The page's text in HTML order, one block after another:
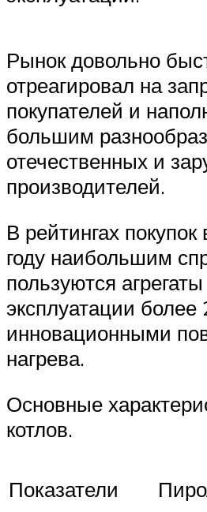
Рынок довольно
отреагировал на
покупателей и
большим
отечественных и
производителей.
В рейтингах
году наибольшим
пользуются
эксплуатации более
инновационными
нагрева.
Основные
котлов.
Показатели